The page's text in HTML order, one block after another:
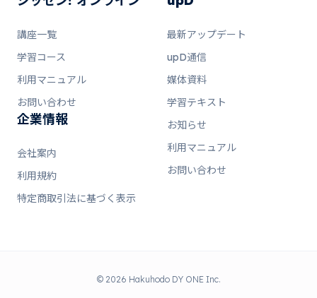
講座一覧
学習コース
利用マニュアル
お問い合わせ
企業情報
会社案内
利用規約
特定商取引法に基づく表示
最新アップデート
upD通信
媒体資料
学習テキスト
お知らせ
利用マニュアル
お問い合わせ
© 2026 Hakuhodo DY ONE Inc.